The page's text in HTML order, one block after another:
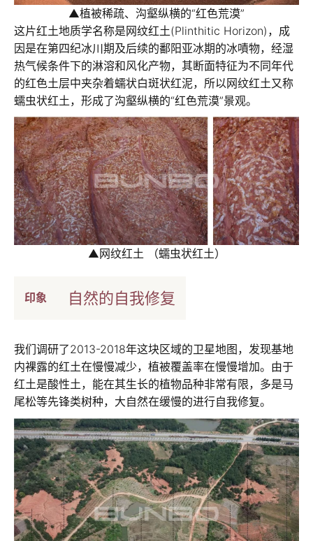
▲植被稀疏、沟壑纵横的“红色荒漠”
这片红土地质学名称是网纹红土(Plinthitic Horizon)，成
因是在第四纪冰川期及后续的鄱阳亚冰期的冰嘖物，经湿
热气候条件下的淋溶和风化产物，其断面特征为不同年代
的红色土层中夹杂着蠕状白斑状红泥，所以网纹红土又称
蠕虫状红土，形成了沟壑纵横的“红色荒漠”景观。
▲网纹红土 （蠕虫状红土）
印象 自然的自我修复
我们调研了2013-2018年这块区域的卫星地图，发现基地
内裸露的红土在慢慢减少，植被覆盖率在慢慢增加。由于
红土是酸性土，能在其生长的植物品种非常有限，多是马
尾松等先锋类树种，大自然在缓慢的进行自我修复。